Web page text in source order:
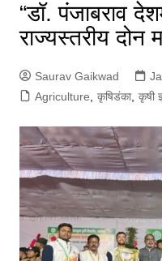
“डॉ. पंजाबराव
राज्यस्तरीय दोन
Saurav Gaikwad
Agriculture, कृषिडंका, कृषी